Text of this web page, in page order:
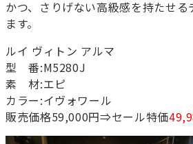
かつ、さりげない高級感を持たせる
ます。
ルイ ヴィトン アルマ
型 番:M5280J
素 材:エピ
カラー:イヴォワール
販売価格59,000円⇒セール特価